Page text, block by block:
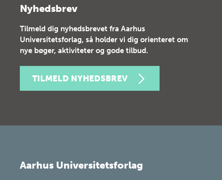
Nyhedsbrev
Tilmeld dig nyhedsbrevet fra Aarhus
Universitetsforlag, så holder vi dig orienteret om
nye bøger, aktiviteter og gode tilbud.
TILMELD NYHEDSBREV
Aarhus Universitetsforlag